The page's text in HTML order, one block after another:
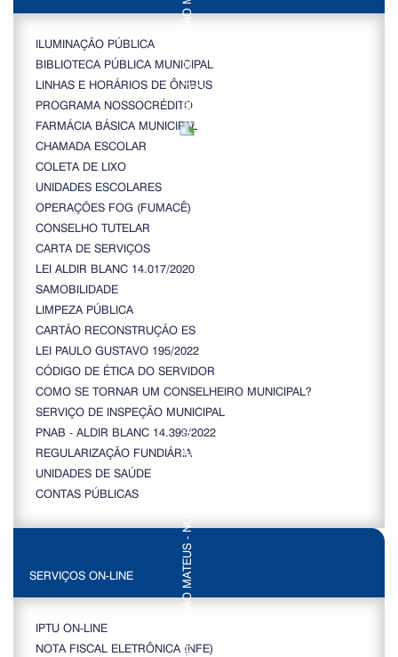
ILUMINAÇÃO PÚBLICA
BIBLIOTECA PÚBLICA MUNICIPAL
LINHAS E HORÁRIOS DE ÔNIBUS
PROGRAMA NOSSOCRÉDITO
FARMÁCIA BÁSICA MUNICIPAL
CHAMADA ESCOLAR
COLETA DE LIXO
UNIDADES ESCOLARES
OPERAÇÕES FOG (FUMACÊ)
CONSELHO TUTELAR
CARTA DE SERVIÇOS
LEI ALDIR BLANC 14.017/2020
SAMOBILIDADE
LIMPEZA PÚBLICA
CARTÃO RECONSTRUÇÃO ES
LEI PAULO GUSTAVO 195/2022
CÓDIGO DE ÉTICA DO SERVIDOR
COMO SE TORNAR UM CONSELHEIRO MUNICIPAL?
SERVIÇO DE INSPEÇÃO MUNICIPAL
PNAB - ALDIR BLANC 14.399/2022
REGULARIZAÇÃO FUNDIÁRIA
UNIDADES DE SAÚDE
CONTAS PÚBLICAS
SERVIÇOS ON-LINE
IPTU ON-LINE
NOTA FISCAL ELETRÔNICA (NFE)